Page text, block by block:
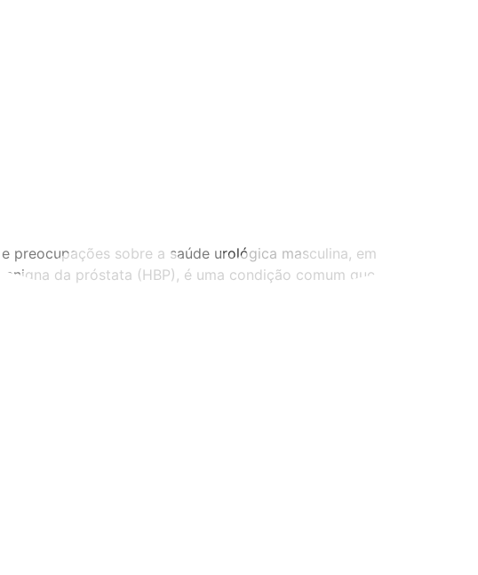
preocupações sobre a saúde urológica masculina, em
da próstata (HBP), é uma condição comum que
é […]